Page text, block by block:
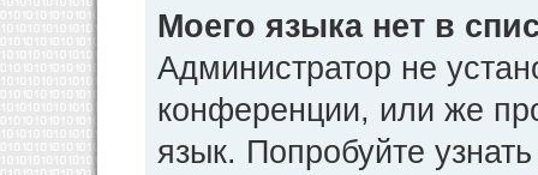
Моего языка нет в
Администратор не
конференции, или же
язык. Попробуйте